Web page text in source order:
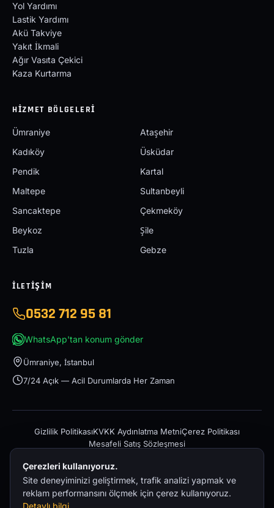
Yol Yardımı
Lastik Yardımı
Akü Takviye
Yakıt İkmali
Ağır Vasıta Çekici
Kaza Kurtarma
HIZMET BÖLGELERI
Ümraniye
Ataşehir
Kadıköy
Üsküdar
Pendik
Kartal
Maltepe
Sultanbeyli
Sancaktepe
Çekmeköy
Beykoz
Şile
Tuzla
Gebze
İLETIŞIM
0532 712 95 81
WhatsApp'tan konum gönder
Ümraniye, İstanbul
7/24 Açık — Acil Durumlarda Her Zaman
Gizlilik PolitikasıKVKK Aydınlatma MetniÇerez Politikası
Mesafeli Satış Sözleşmesi
Çerezleri kullanıyoruz.
Site deneyiminizi geliştirmek, trafik analizi yapmak ve
reklam performansını ölçmek için çerez kullanıyoruz.
Detaylı bilgi